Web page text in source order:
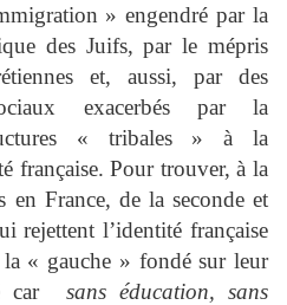
» engendré par la
des Juifs, par le mépris
et, aussi, par des
exacerbés par la
« tribales » à la
française. Pour trouver, à la
en France, de la seconde et
rejettent l’identité française
« gauche » fondé sur leur
car sans éducation, sans